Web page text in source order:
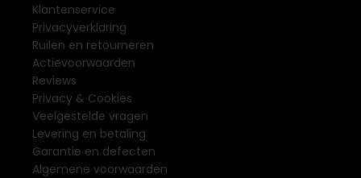
Klantenservice
Privacyverklaring
Ruilen en retourneren
Actievoorwaarden
Reviews
Privacy & Cookies
Veelgestelde vragen
Levering en betaling
Garantie en defecten
Algemene voorwaarden